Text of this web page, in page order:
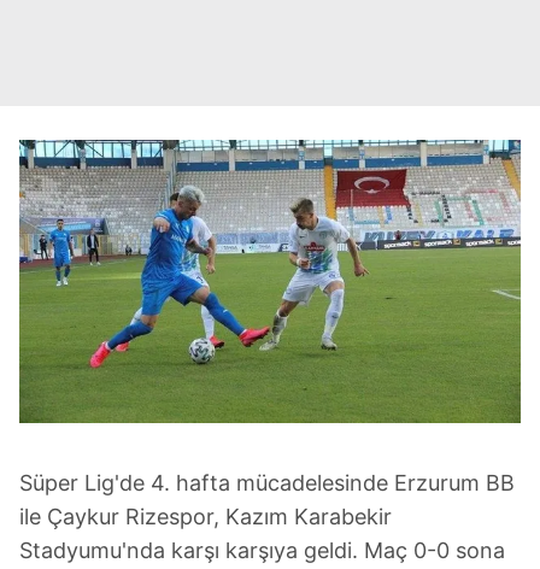
Süper Lig'de 4. hafta mücadelesinde Erzurum BB
ile Çaykur Rizespor, Kazım Karabekir
Stadyumu'nda karşı karşıya geldi. Maç 0-0 sona